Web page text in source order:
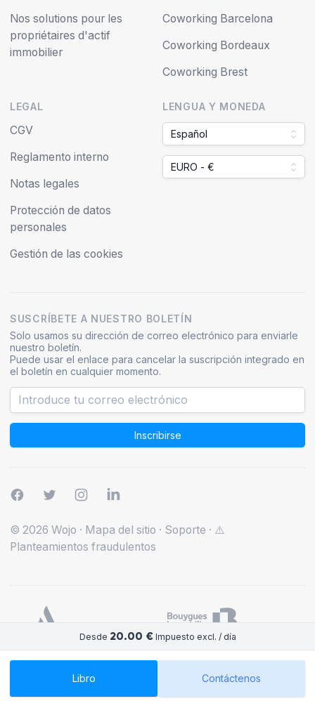
Desde 20.00 €Impuesto excl. / día
Libro Contáctenos
Nos solutions pour les
propriétaires d'actif
immobilier
Coworking Barcelona
Coworking Bordeaux
Coworking Brest
LEGAL
CGV
Reglamento interno
Notas legales
Protección de datos
personales
Gestión de las cookies
LENGUA Y MONEDA
Español
EURO - €
SUSCRÍBETE A NUESTRO BOLETÍN
Solo usamos su dirección de correo electrónico para enviarle
nuestro boletín.
Puede usar el enlace para cancelar la suscripción integrado en
el boletín en cualquier momento.
Inscribirse
© 2026 Wojo · Mapa del sitio · Soporte · ⚠️
Planteamientos fraudulentos